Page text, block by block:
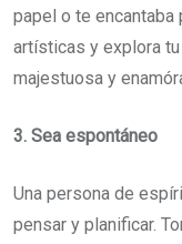
papel o te
artísticas y explora
majestuosa y
3. Sea espontáneo
Una persona de
pensar y planificar.